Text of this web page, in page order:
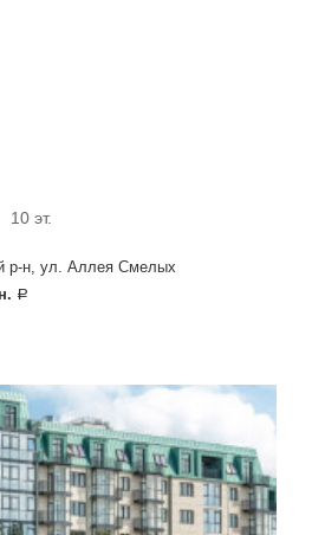
10 эт.
р-н, ул. Аллея Смелых
a